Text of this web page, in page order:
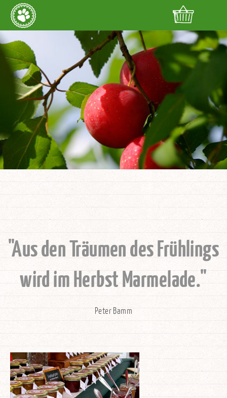
"Aus den Träumen des Frühlings
wird im Herbst Marmelade."
Peter Bamm